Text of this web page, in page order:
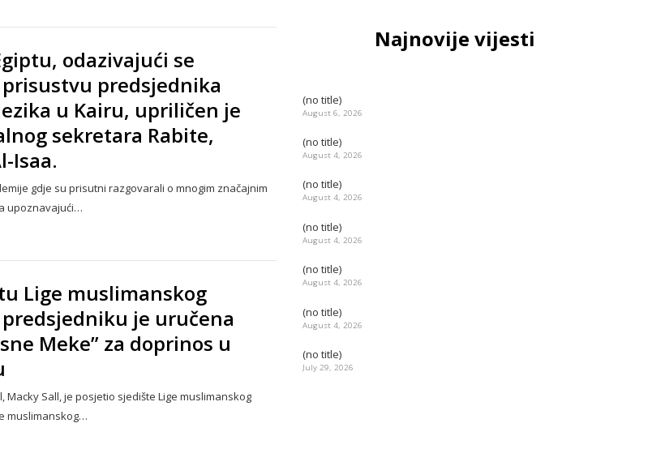
odazivajući se
predsjednika
u Kairu, upriličen je
sekretara Rabite,
Isaa.
gdje su prisutni razgovarali o mnogim značajnim
upoznavajući…
Lige muslimanskog
je uručena
Meke” za doprinos u
Macky Sall, je posjetio sjedište Lige muslimanskog
muslimanskog…
Najnovije vijesti
(no title)
August 6, 2026
(no title)
August 4, 2026
(no title)
August 4, 2026
(no title)
August 4, 2026
(no title)
August 4, 2026
(no title)
August 4, 2026
(no title)
July 29, 2026